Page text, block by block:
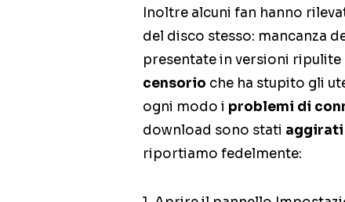
Inoltre alcuni fan hanno
del disco stesso: mancanza
presentate in versioni ripulite
censorio che ha stupito gli
ogni modo i problemi di
download sono stati aggirati
riportiamo fedelmente: